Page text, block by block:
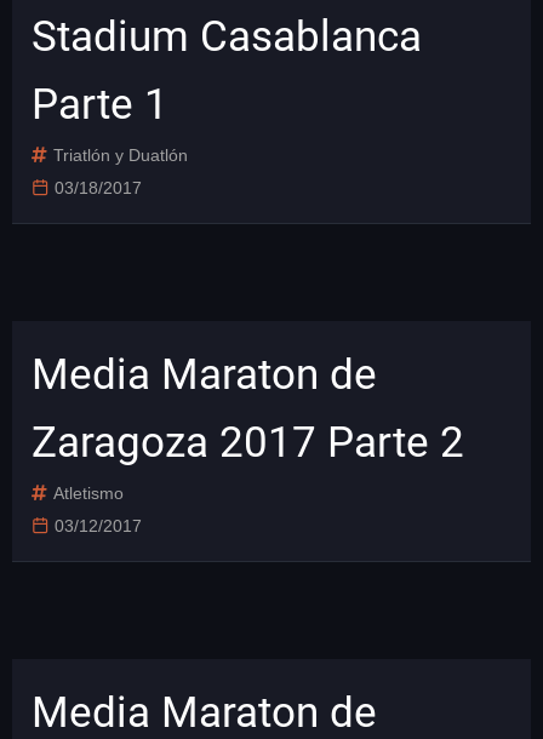
Stadium Casablanca
Parte 1
Triatlón y Duatlón
03/18/2017
Media Maraton de
Zaragoza 2017 Parte 2
Atletismo
03/12/2017
Media Maraton de